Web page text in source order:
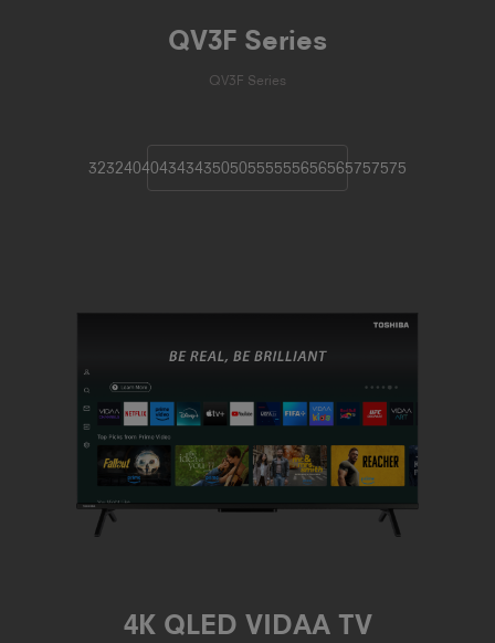
QV3F Series
QV3F Series
323240404343435050555555656565757575
4K QLED VIDAA TV